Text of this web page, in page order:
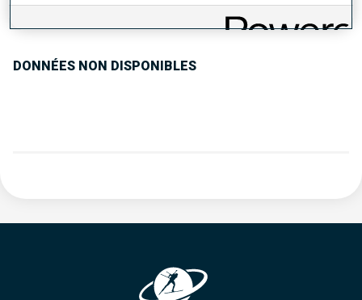
TENDANCE DES PERFORMANCES
DONNÉES NON DISPONIBLES